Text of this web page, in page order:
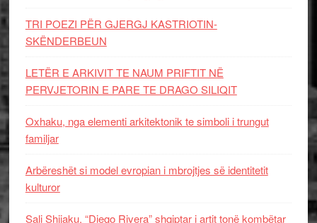
TRI POEZI PËR GJERGJ KASTRIOTIN-
SKËNDERBEUN
LETËR E ARKIVIT TE NAUM PRIFTIT NË
PERVJETORIN E PARE TE DRAGO SILIQIT
Oxhaku, nga elementi arkitektonik te simboli i trungut
familjar
Arbëreshët si model evropian i mbrojtjes së identitetit
kulturor
Sali Shijaku, “Diego Rivera” shqiptar i artit tonë kombëtar